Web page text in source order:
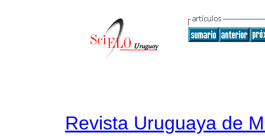
Revista Uruguaya de